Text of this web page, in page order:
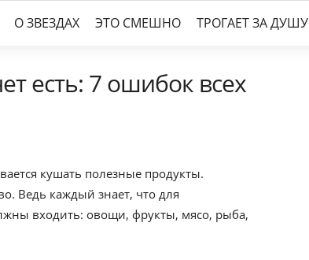
О ЗВЕЗДАХ ЭТО СМЕШНО ТРОГАЕТ ЗА ДУШУ
есть: 7 ошибок всех
кушать полезные продукты.
Ведь каждый знает, что для
входить: овощи, фрукты, мясо, рыба,